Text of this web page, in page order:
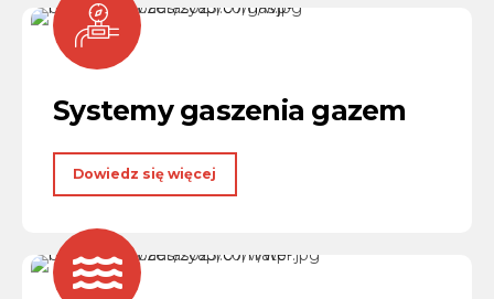
Systemy gaszenia gazem
Dowiedz się więcej